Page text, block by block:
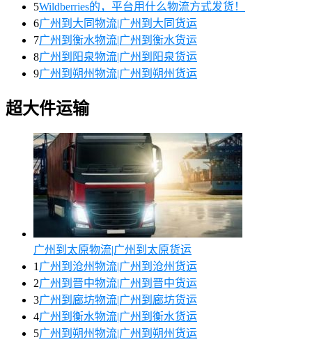
5Wildberries的，平台用什么物流方式发货！
6广州到大同物流|广州到大同货运
7广州到衡水物流|广州到衡水货运
8广州到阳泉物流|广州到阳泉货运
9广州到朔州物流|广州到朔州货运
超大件运输
广州到太原物流|广州到太原货运
1 广州到沧州物流|广州到沧州货运
2广州到晋中物流|广州到晋中货运
3广州到廊坊物流|广州到廊坊货运
4广州到衡水物流|广州到衡水货运
5广州到朔州物流|广州到朔州货运